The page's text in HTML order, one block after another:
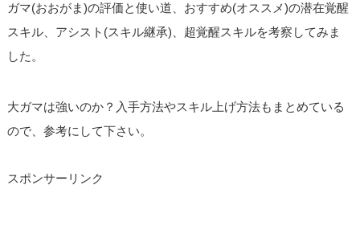
ガマ(おおがま)の評価と使い道、おすすめ(オススメ)の潜在覚醒
スキル、アシスト(スキル継承)、超覚醒スキルを考察してみま
した。
大ガマは強いのか？入手方法やスキル上げ方法もまとめている
ので、参考にして下さい。
スポンサーリンク